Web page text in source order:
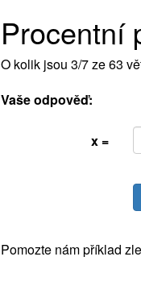
Procentní
O kolik jsou 3/7 ze 63
Vaše odpověď:
x =
Pomozte nám příklad